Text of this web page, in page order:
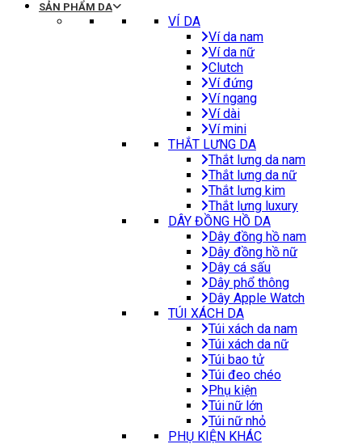
SẢN PHẨM DA
VÍ DA
Ví da nam
Ví da nữ
Clutch
Ví đứng
Ví ngang
Ví dài
Ví mini
THẮT LƯNG DA
Thắt lưng da nam
Thắt lưng da nữ
Thắt lưng kim
Thắt lưng luxury
DÂY ĐỒNG HỒ DA
Dây đồng hồ nam
Dây đồng hồ nữ
Dây cá sấu
Dây phổ thông
Dây Apple Watch
TÚI XÁCH DA
Túi xách da nam
Túi xách da nữ
Túi bao tử
Túi đeo chéo
Phụ kiện
Túi nữ lớn
Túi nữ nhỏ
PHỤ KIỆN KHÁC